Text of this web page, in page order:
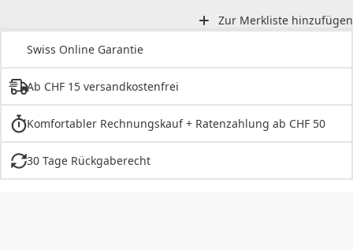
Zur Merkliste hinzufügen
Swiss Online Garantie
Ab CHF 15 versandkostenfrei
Komfortabler Rechnungskauf + Ratenzahlung ab CHF 50
30 Tage Rückgaberecht